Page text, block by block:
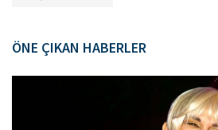
ÖNE ÇIKAN HABERLER